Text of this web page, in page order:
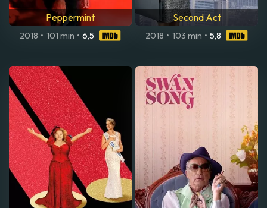
Peppermint
2018 • 101 min • 6,5
Second Act
2018 • 103 min • 5,8